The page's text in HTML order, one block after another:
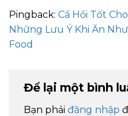
Pingback: Cá Hồi Tốt
Những Lưu Ý Khi Ăn
Food
Để lại một bình
Bạn phải đăng nhập